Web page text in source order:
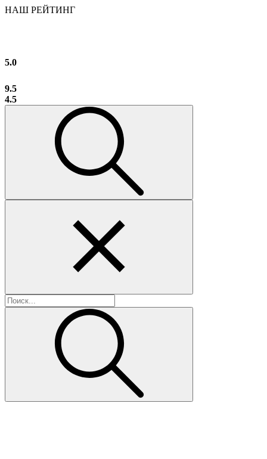
НАШ РЕЙТИНГ
5.0
9.5
4.5